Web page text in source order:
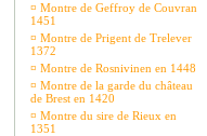
¤ Montre de Geffroy de Couvran
1451
¤ Montre de Prigent de Trelever
1372
¤ Montre de Rosnivinen en 1448
¤ Montre de la garde du château
de Brest en 1420
¤ Montre du sire de Rieux en
1351